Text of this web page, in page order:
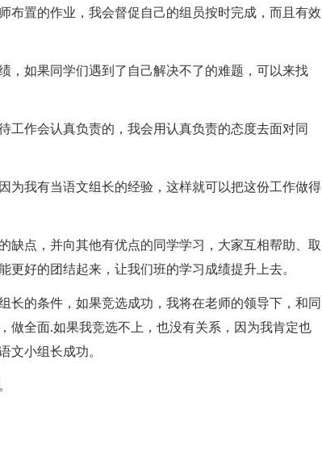
布置的作业，我会督促自己的组员按时完成，而且有效
，如果同学们遇到了自己解决不了的难题，可以来找
工作会认真负责的，我会用认真负责的态度去面对同
为我有当语文组长的经验，这样就可以把这份工作做得
缺点，并向其他有优点的同学学习，大家互相帮助、取
好的团结起来，让我们班的学习成绩提升上去。
长的条件，如果竞选成功，我将在老师的领导下，和同
做全面.如果我竞选不上，也没有关系，因为我肯定也
文小组长成功。